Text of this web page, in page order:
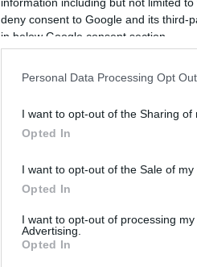
deny consent to Google and its third-
in below Google consent section.
Personal Data Processing Opt
I want to opt-out of the Sharing of
Opted In
I want to opt-out of the Sale of my
Opted In
I want to opt-out of processing
Advertising.
Opted In